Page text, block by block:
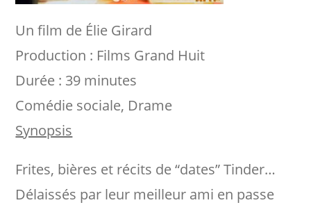
Un film de Élie Girard
Production : Films Grand Huit
Durée : 39 minutes
Comédie sociale, Drame
Synopsis
Frites, bières et récits de “dates” Tinder…
Délaissés par leur meilleur ami en passe